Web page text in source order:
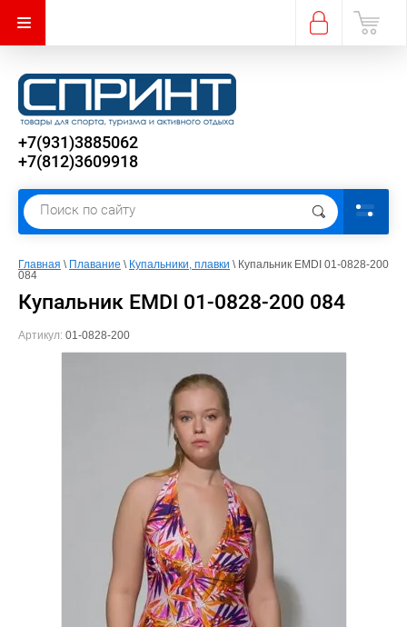
+7(931)3885062
+7(812)3609918
Главная \ Плавание \ Купальники, плавки \ Купальник EMDI 01-0828-200
084
Купальник EMDI 01-0828-200 084
Артикул: 01-0828-200